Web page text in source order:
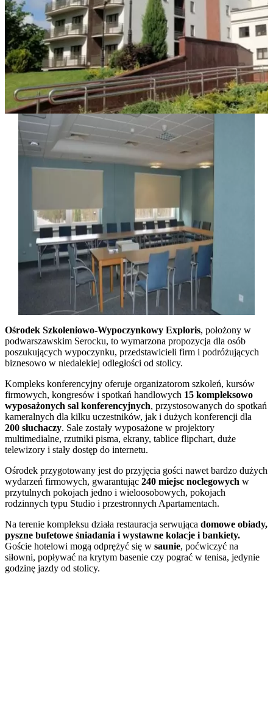
Ośrodek Szkoleniowo-Wypoczynkowy Exploris, położony w
podwarszawskim Serocku, to wymarzona propozycja dla osób
poszukujących wypoczynku, przedstawicieli firm i podróżujących
biznesowo w niedalekiej odległości od stolicy.
Kompleks konferencyjny oferuje organizatorom szkoleń, kursów
firmowych, kongresów i spotkań handlowych 15 kompleksowo
wyposażonych sal konferencyjnych, przystosowanych do spotkań
kameralnych dla kilku uczestników, jak i dużych konferencji dla
200 słuchaczy. Sale zostały wyposażone w projektory
multimedialne, rzutniki pisma, ekrany, tablice flipchart, duże
telewizory i stały dostęp do internetu.
Ośrodek przygotowany jest do przyjęcia gości nawet bardzo dużych
wydarzeń firmowych, gwarantując 240 miejsc noclegowych w
przytulnych pokojach jedno i wieloosobowych, pokojach
rodzinnych typu Studio i przestronnych Apartamentach.
Na terenie kompleksu działa restauracja serwująca domowe obiady,
pyszne bufetowe śniadania i wystawne kolacje i bankiety.
Goście hotelowi mogą odprężyć się w saunie, poćwiczyć na
siłowni, popływać na krytym basenie czy pograć w tenisa, jedynie
godzinę jazdy od stolicy.